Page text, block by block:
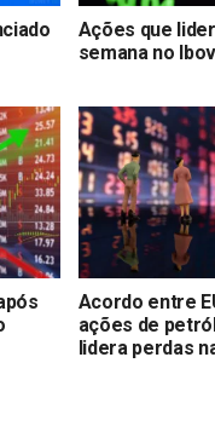
Ações que
semana no
Acordo entre
ações de
lidera perdas